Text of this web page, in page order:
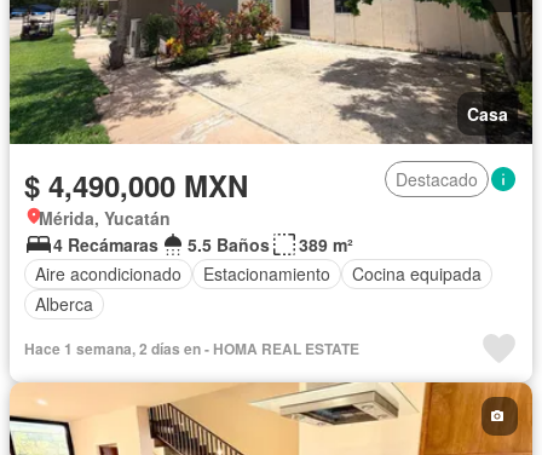
Casa
$ 4,490,000 MXN
Destacado
Mérida, Yucatán
4 Recámaras
5.5 Baños
389 m²
Aire acondicionado
Estacionamiento
Cocina equipada
Alberca
Hace 1 semana, 2 días en - HOMA REAL ESTATE